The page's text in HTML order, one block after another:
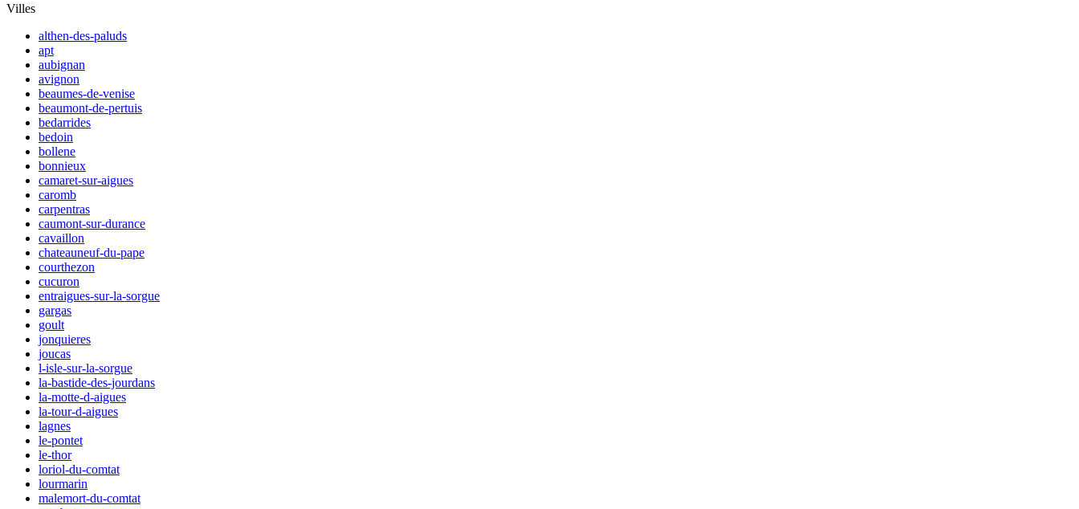
Villes
althen-des-paluds
apt
aubignan
avignon
beaumes-de-venise
beaumont-de-pertuis
bedarrides
bedoin
bollene
bonnieux
camaret-sur-aigues
caromb
carpentras
caumont-sur-durance
cavaillon
chateauneuf-du-pape
courthezon
cucuron
entraigues-sur-la-sorgue
gargas
goult
jonquieres
joucas
l-isle-sur-la-sorgue
la-bastide-des-jourdans
la-motte-d-aigues
la-tour-d-aigues
lagnes
le-pontet
le-thor
loriol-du-comtat
lourmarin
malemort-du-comtat